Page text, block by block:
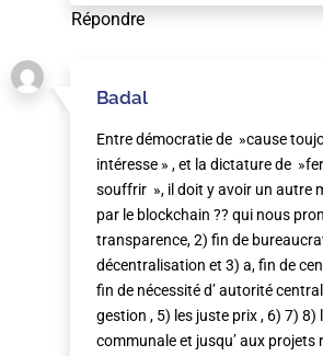
Répondre
Badal
Entre démocratie de »cause
intéresse » , et la dictature de
souffrir », il doit y avoir un autre
par le blockchain ?? qui nous
transparence, 2) fin de
décentralisation et 3) a, fin de
fin de nécessité d’ autorité
gestion , 5) les juste prix , 6) 7) 8)
communale et jusqu’ aux projets